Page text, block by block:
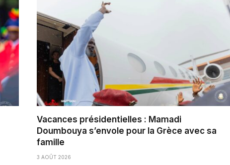
Vacances présidentielles : Mamadi
Doumbouya s’envole pour la Grèce avec sa
famille
3 AOÛT 2026